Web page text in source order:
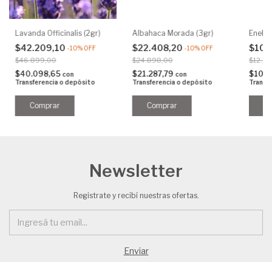
Lavanda Officinalis (2gr)
$42.209,10 -10%OFF
$46.899,00
$40.098,65 con
Transferencia o depósito
Albahaca Morada (3gr)
$22.408,20 -10%OFF
$24.898,00
$21.287,79 con
Transferencia o depósito
Newsletter
Registrate y recibí nuestras ofertas.